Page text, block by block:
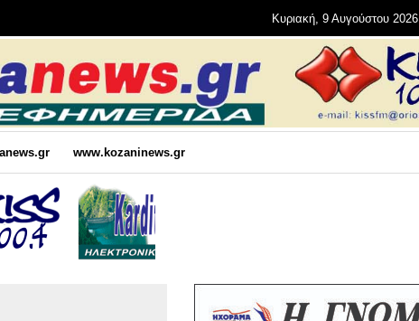
Κυριακή, 9 Αυγούστου 2026
www.kozaninews.gr